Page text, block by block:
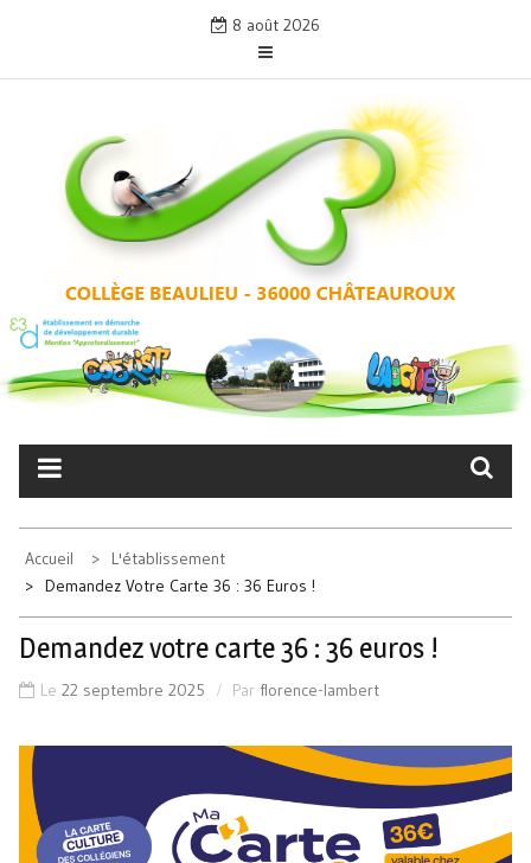
content
8 août 2026
COLLÈGE BEAULIEU –
CHÂTEAUROUX
Accueil
L'établissement
Demandez Votre Carte 36 : 36 Euros !
Demandez votre carte 36 : 36 euros !
Le 22 septembre 2025 Par florence-lambert